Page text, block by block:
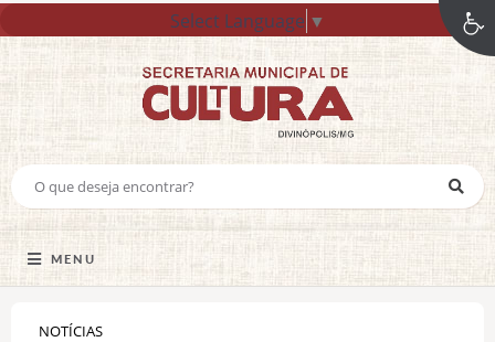
Select Language ▼
MENU
NOTÍCIAS